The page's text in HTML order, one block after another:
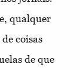
qualquer
coisas
de que